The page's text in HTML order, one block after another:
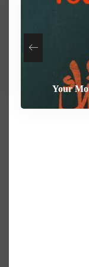
Your